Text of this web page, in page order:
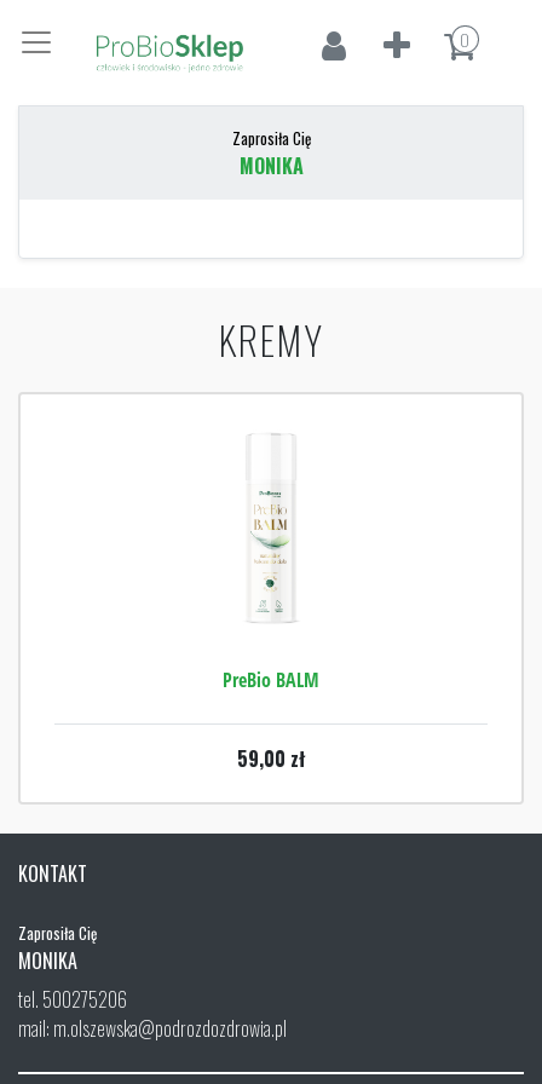
0
Zaprosiła Cię
MONIKA
KREMY
PreBio BALM
59,00 zł
KONTAKT
Zaprosiła Cię
MONIKA
tel. 500275206
mail: m.olszewska@podrozdozdrowia.pl